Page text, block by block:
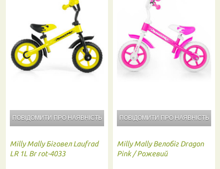
ПОВІДОМИТИ ПРО НАЯВНІСТЬ
Milly Mally Біговел Laufrad
LR 1L Br rot-4033
ПОВІДОМИТИ ПРО НАЯВНІСТЬ
Milly Mally Велобіг Dragon
Pink / Рожевий